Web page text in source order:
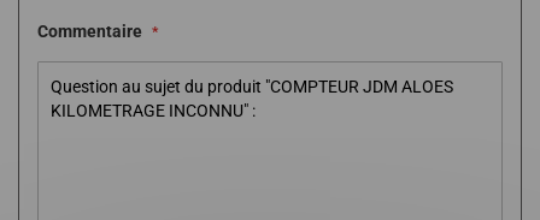
Commentaire